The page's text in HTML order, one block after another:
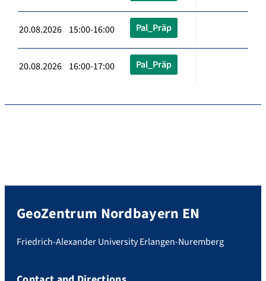
20.08.2026 15:00-16:00 Pal_Präp
20.08.2026 16:00-17:00 Pal_Präp
GeoZentrum Nordbayern EN
Friedrich-Alexander University Erlangen-Nuremberg